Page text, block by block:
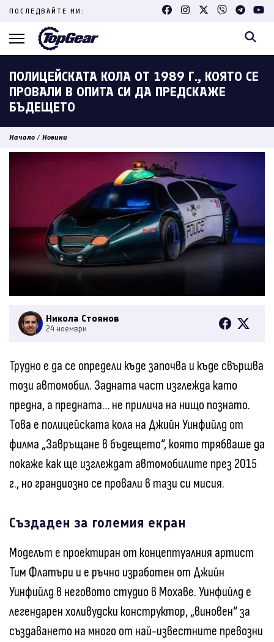
Skip
content
ПОСЛЕДВАЙТЕ НИ:
ПОЛИЦЕЙСКАТА КОЛА ОТ 1989 Г., КОЯТО СЕ
ПРОВАЛИ В ОПИТА СИ ДА ПРЕДСКАЖЕ
БЪДЕЩЕТО
Начало / Новини
Никола Стоянов
24 ноември
Трудно е да се определи къде започва и къде свършва
този автомобил. Задната част изглежда като
предна, а предната… не прилича на нищо познато.
Това е полицейската кола на Джийн Уинфийлд от
филма „Завръщане в бъдещето“, която трябваше да
покаже как ще изглеждат автомобилите през 2015
г., но грандиозно се провали в тази си мисия.
Създаден за големия екран
Моделът е проектиран от концептуалния артист
Тим Флатъри и е ръчно изработен от Джийн
Уинфийлд в неговото студио в Мохаве. Уинфийлд е
легендарен холивудски конструктор, „виновен“ за
създаването на много от най-известните превозни